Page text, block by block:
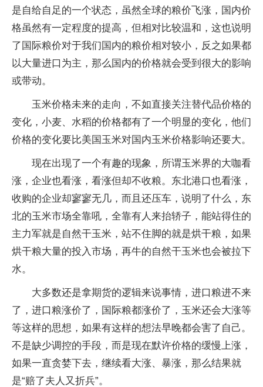
是自给自足的一个状态，虽然全球的粮价飞涨，国内价
格虽然有一定程度的提高，但相对比较温和，这也说明
了国际粮价对于我们国内的粮价相对较小，反之如果都
以大量进口为主，那么国内的价格就会受到很大的影响
或带动。
玉米价格未来的走向，不如直接关注替代品价格的
变化，小麦、水稻的价格都有了一个明显的变化，他们
价格的变化要比美国玉米对国内玉米价格影响还要大。
现在出现了一个有趣的现象，所谓玉米界的大咖看
涨，企业也看涨，看涨但却不收粮。东北港口也看涨，
收购的企业却寥寥无几，而且还压车，说明了什么，东
北的玉米市场全靠吼，全靠有人来抬轿子，能站得住的
主力军就是自然干玉米，站不住脚的就是烘干粮，如果
烘干粮大量的投入市场，再牛的自然干玉米也会被拉下
水。
大多数还是拿期货的逻辑来说事情，进口粮进不来
了，进口粮涨价了，国际粮都涨价了，玉米还会大涨等
等这样的思想，如果有这样的想法早晚都会害了自己。
不是缺少调控的手段，而是现在默许价格的缓慢上涨，
如果一直贪婪下去，继续看大涨、暴涨，那么结果就
是“赔了夫人又折兵”。